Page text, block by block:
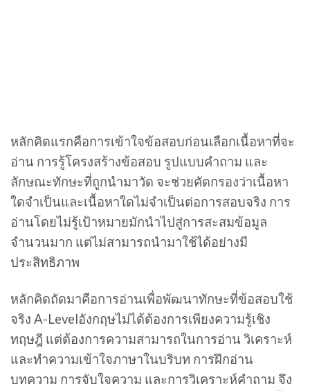
หลักคิดแรกคือการเข้าใจข้อสอบก่อนเลือกเนื้อหาที่จะ
อ่าน การรู้โครงสร้างข้อสอบ รูปแบบคำถาม และ
ลักษณะทักษะที่ถูกนำมาวัด จะช่วยคัดกรองว่าเนื้อหา
ใดจำเป็นและเนื้อหาใดไม่จำเป็นต่อการสอบจริง การ
อ่านโดยไม่รู้เป้าหมายมักนำไปสู่การสะสมข้อมูล
จำนวนมาก แต่ไม่สามารถนำมาใช้ได้อย่างมี
ประสิทธิภาพ
หลักคิดถัดมาคือการอ่านเพื่อพัฒนาทักษะที่ข้อสอบใช้
จริง A-Levelอังกฤษไม่ได้ต้องการเพียงความรู้เชิง
ทฤษฎี แต่ต้องการความสามารถในการอ่าน วิเคราะห์
และทำความเข้าใจภาษาในบริบท การฝึกอ่าน
บทความ การจับใจความ และการวิเคราะห์คำถาม จึง